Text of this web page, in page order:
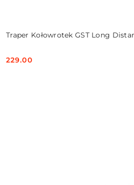
Traper Kołowrotek GST Long
Cena:
229.00